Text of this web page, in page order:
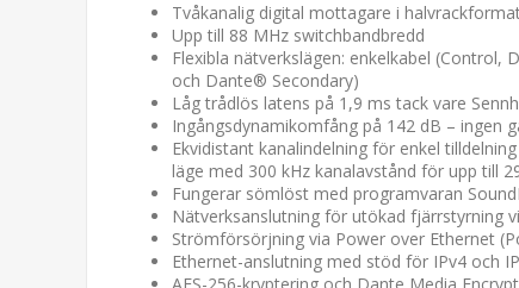
Tvåkanalig digital mottagare i
Upp till 88 MHz switchbandbredd
Flexibla nätverkslägen: enkelkabel
och Dante® Secondary)
Låg trådlös latens på 1,9 ms tack vare
Ingångsdynamikomfång på 142 dB – ingen
Ekvidistant kanalindelning för enkel
läge med 300 kHz kanalavstånd för upp till
Fungerar sömlöst med programvaran
Nätverksanslutning för utökad fjärrstyrning
Strömförsörjning via Power over Ethernet
Ethernet-anslutning med stöd för IPv4 och